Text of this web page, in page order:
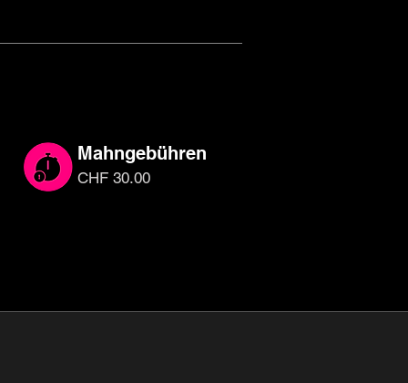
Mahngebühren
CHF 30.00